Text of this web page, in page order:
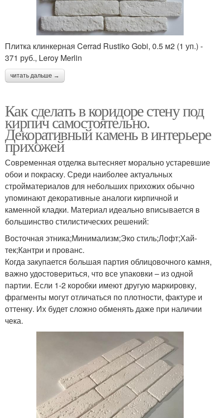
Плитка клинкерная Cerrad Rustiko Gobi, 0.5 м2 (1 уп.) -
371 руб., Leroy Merlin
читать дальше →
Как сделать в коридоре стену под
кирпич самостоятельно.
Декоративный камень в интерьере
прихожей
Современная отделка вытесняет морально устаревшие
обои и покраску. Среди наиболее актуальных
стройматериалов для небольших прихожих обычно
упоминают декоративные аналоги кирпичной и
каменной кладки. Материал идеально вписывается в
большинство стилистических решений:
Восточная этника;Минимализм;Эко стиль;Лофт;Хай-
тек;Кантри и прованс.
Когда закупается большая партия облицовочного камня,
важно удостовериться, что все упаковки – из одной
партии. Если 1-2 коробки имеют другую маркировку,
фрагменты могут отличаться по плотности, фактуре и
оттенку. Их будет сложно обменять даже при наличии
чека.